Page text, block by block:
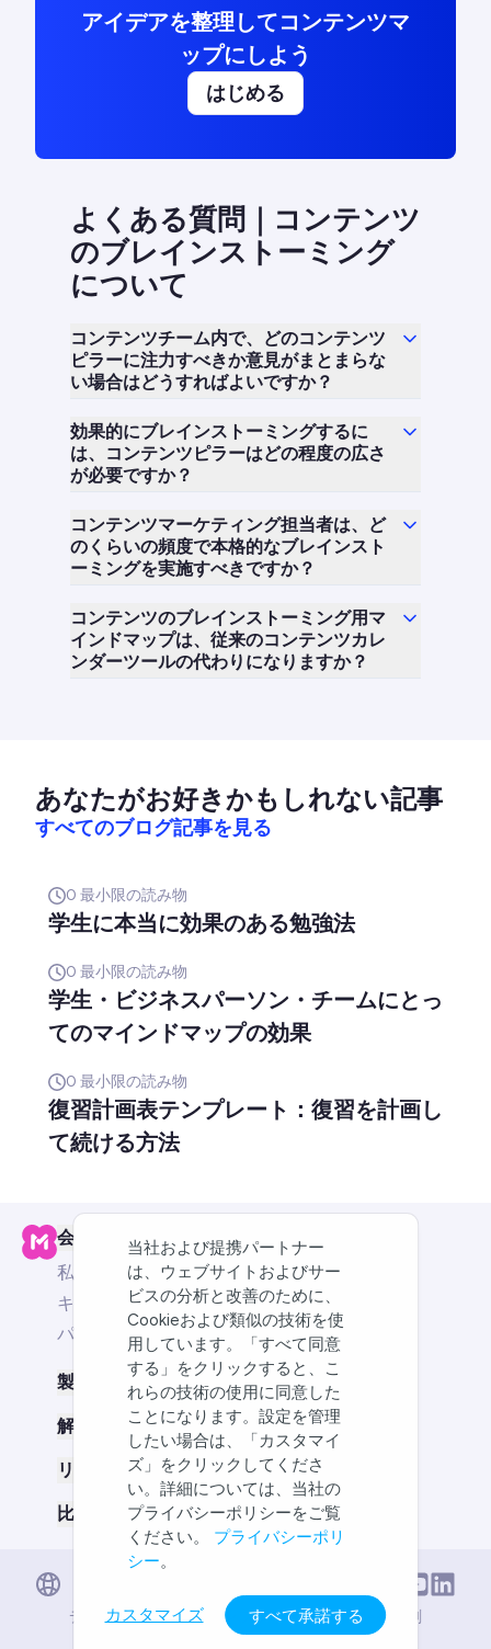
アイデアを整理してコンテンツマ
ップにしよう
はじめる
よくある質問｜コンテンツ
のブレインストーミング
について
コンテンツチーム内で、どのコンテンツ
ピラーに注力すべきか意見がまとまらな
い場合はどうすればよいですか？
効果的にブレインストーミングするに
は、コンテンツピラーはどの程度の広さ
が必要ですか？
コンテンツマーケティング担当者は、ど
のくらいの頻度で本格的なブレインスト
ーミングを実施すべきですか？
コンテンツのブレインストーミング用マ
インドマップは、従来のコンテンツカレ
ンダーツールの代わりになりますか？
あなたがお好きかもしれない記事
すべてのブログ記事を見る
0 最小限の読み物
学生に本当に効果のある勉強法
0 最小限の読み物
学生・ビジネスパーソン・チームにとっ
てのマインドマップの効果
0 最小限の読み物
復習計画表テンプレート：復習を計画し
て続ける方法
会社
私たちについて
キャリア
パートナー
製品
解決策
リソース
比較：MindMeister vs
English
Deutsch
Português
デジタルサービス法 コンプライアンス利用規約
印刷
プライバシー
当社および提携パートナー
は、ウェブサイトおよびサー
ビスの分析と改善のために、
Cookieおよび類似の技術を使
用しています。「すべて同意
する」をクリックすると、こ
れらの技術の使用に同意した
ことになります。設定を管理
したい場合は、「カスタマイ
ズ」をクリックしてくださ
い。詳細については、当社の
プライバシーポリシーをご覧
ください。 プライバシーポリ
シー。
カスタマイズ すべて承諾する